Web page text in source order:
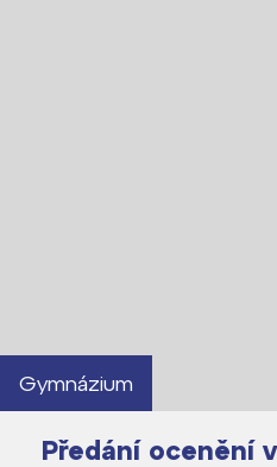
Gymnázium
Předání ocenění